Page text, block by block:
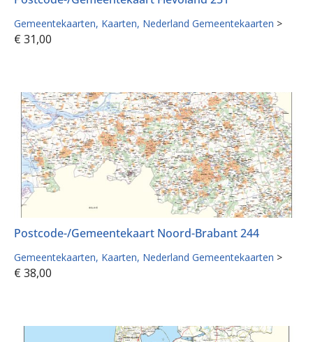
Gemeentekaarten Kaarten Nederland Gemeentekaarten >
€ 31,00
Postcode-/Gemeentekaart Noord-Brabant 244
Gemeentekaarten Kaarten Nederland Gemeentekaarten >
€ 38,00